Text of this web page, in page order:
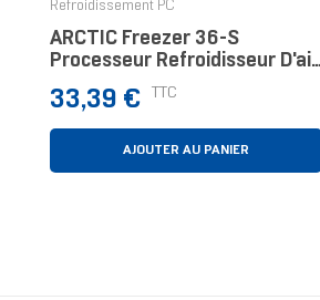
Refroidissement PC
ARCTIC Freezer 36-S
Processeur Refroidisseur D'air
12 Cm Noir, Acier Inoxydable 1
Pièce(s)
Prix
33,39 € TTC
AJOUTER AU PANIER